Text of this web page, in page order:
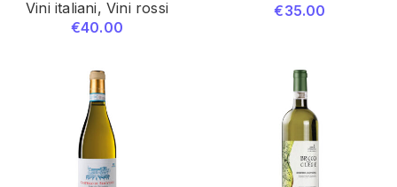
Vini italiani, Vini rossi
€40.00
€35.00